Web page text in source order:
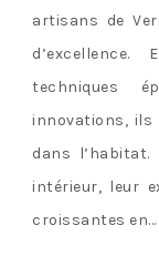
artisans de
techniques
innovations, ils
dans l’habitat.
intérieur, leur
croissantes en…